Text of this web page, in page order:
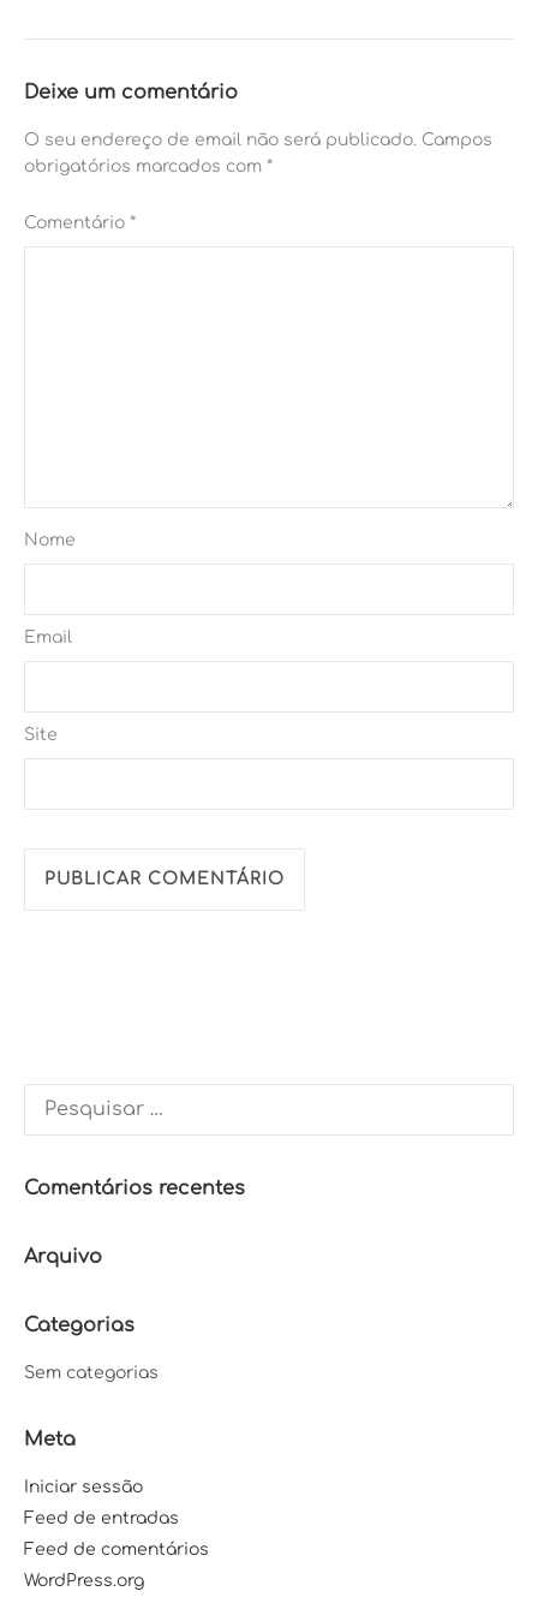
Deixe um comentário
O seu endereço de email não será publicado. Campos
obrigatórios marcados com *
Comentário *
Nome
Email
Site
por:
Comentários recentes
Arquivo
Categorias
Sem categorias
Meta
Iniciar sessão
Feed de entradas
Feed de comentários
WordPress.org